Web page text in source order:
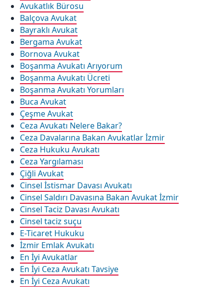
Avukatlık Bürosu
Balçova Avukat
Bayraklı Avukat
Bergama Avukat
Bornova Avukat
Boşanma Avukatı Arıyorum
Boşanma Avukatı Ücreti
Boşanma Avukatı Yorumları
Buca Avukat
Çeşme Avukat
Ceza Avukatı Nelere Bakar?
Ceza Davalarına Bakan Avukatlar İzmir
Ceza Hukuku Avukatı
Ceza Yargılaması
Çiğli Avukat
Cinsel İstismar Davası Avukatı
Cinsel Saldırı Davasına Bakan Avukat İzmir
Cinsel Taciz Davası Avukatı
Cinsel taciz suçu
E-Ticaret Hukuku
İzmir Emlak Avukatı
En İyi Avukatlar
En İyi Ceza Avukatı Tavsiye
En İyi Ceza Avukatı